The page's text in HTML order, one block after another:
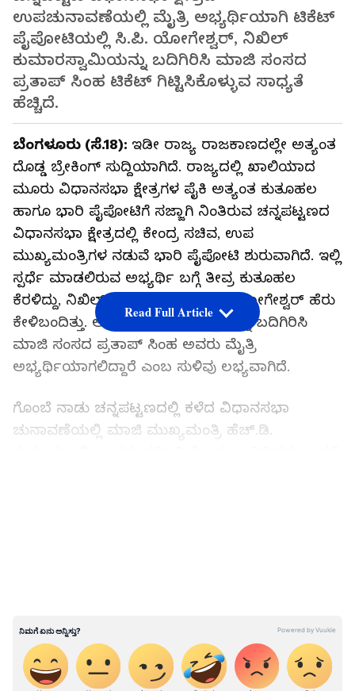
ಉಪಚುನಾವಣೆಯಲ್ಲಿ ಮೈತ್ರಿ ಅಭ್ಯರ್ಥಿಯಾಗಿ ಟಿಕೆಟ್‌
ಪೈಪೋಟಿಯಲ್ಲಿ ಸಿ.ಪಿ. ಯೋಗೇಶ್ವರ್, ನಿಖಿಲ್
ಕುಮಾರಸ್ವಾಮಿಯನ್ನು ಬದಿಗಿರಿಸಿ ಮಾಜಿ ಸಂಸದ
ಪ್ರತಾಪ್ ಸಿಂಹ ಟಿಕೆಟ್ ಗಿಟ್ಟಿಸಿಕೊಳ್ಳುವ ಸಾಧ್ಯತೆ
ಹೆಚ್ಚಿದೆ.
ಬೆಂಗಳೂರು (ಸೆ.18): ಇಡೀ ರಾಜ್ಯ ರಾಜಕಾಣದಲ್ಲೇ ಅತ್ಯಂತ
ದೊಡ್ಡ ಬ್ರೇಕಿಂಗ್ ಸುದ್ದಿಯಾಗಿದೆ. ರಾಜ್ಯದಲ್ಲಿ ಖಾಲಿಯಾದ
ಮೂರು ವಿಧಾನಸಭಾ ಕ್ಷೇತ್ರಗಳ ಪೈಕಿ ಅತ್ಯಂತ ಕುತೂಹಲ
ಹಾಗೂ ಭಾರಿ ಪೈಪೋಟಿಗೆ ಸಜ್ಜಾಗಿ ನಿಂತಿರುವ ಚನ್ನಪಟ್ಟಣದ
ವಿಧಾನಸಭಾ ಕ್ಷೇತ್ರದಲ್ಲಿ ಕೇಂದ್ರ ಸಚಿವ, ಉಪ
ಮುಖ್ಯಮಂತ್ರಿಗಳ ನಡುವೆ ಭಾರಿ ಪೈಪೋಟಿ ಶುರುವಾಗಿದೆ. ಇಲ್ಲಿ
ಸ್ಪರ್ಧೆ ಮಾಡಲಿರುವ ಅಭ್ಯರ್ಥಿ ಬಗ್ಗೆ ತೀವ್ರ ಕುತೂಹಲ
ಕೆರಳಿದ್ದು, ನಿಖಿಲ್ ಕುಮಾರಸ್ವಾಮಿ, ಸಿ.ಪಿ. ಯೋಗೇಶ್ವರ್ ಹೆರು
ಕೇಳಿಬಂದಿತ್ತು. ಅದರೆ, ಇದೀಗ ಇವರಿಬ್ಬರನ್ನೂ ಬದಿಗಿರಿಸಿ
ಮಾಜಿ ಸಂಸದ ಪ್ರತಾಪ್ ಸಿಂಹ ಅವರು ಮೈತ್ರಿ
ಅಭ್ಯರ್ಥಿಯಾಗಲಿದ್ದಾರೆ ಎಂಬ ಸುಳಿವು ಲಭ್ಯವಾಗಿದೆ.
ಗೊಂಬೆ ನಾಡು ಚನ್ನಪಟ್ಟಣದಲ್ಲಿ ಕಳೆದ ವಿಧಾನಸಭಾ
ಚುನಾವಣೆಯಲ್ಲಿ ಮಾಜಿ ಮುಖ್ಯಮಂತ್ರಿ ಹೆಚ್.ಡಿ.
ಬೆನ್ನಲ್ಲಿಯೇ ಚನ್ನಪಟ್ಟಣ ವಿಧಾನಸಭಾ ಶಾಸಕ ಸ್ಥಾನಕ್ಕೆ
ರಾಜೀನಾಮೆ ಕೊಟ್ಟಿದ್ದು, ಇದೀಗ ಚನ್ನಪಟ್ಟಣ ಕ್ಷೇತ್ರಕ್ಕೆ ಉಪ
ಚುನಾವಣೆ ನಡೆಸಬೇಕಿದೆ.
Read Full Article